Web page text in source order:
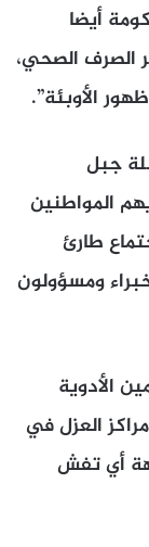
أيضا
الصرف الصحي،
الأوبئة”.
جبل
المواطنين
طارئ
ومسؤولون
الأدوية
العزل في
أي تفش